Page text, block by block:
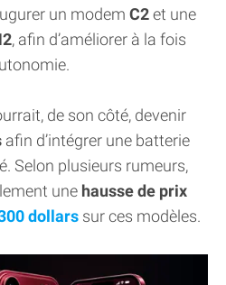
un modem C2et une
, afin d’améliorer à la fois
de son côté, devenir
afin d’intégrer une batterie
Selon plusieurs rumeurs,
une hausse de prix
dollars sur ces modèles.